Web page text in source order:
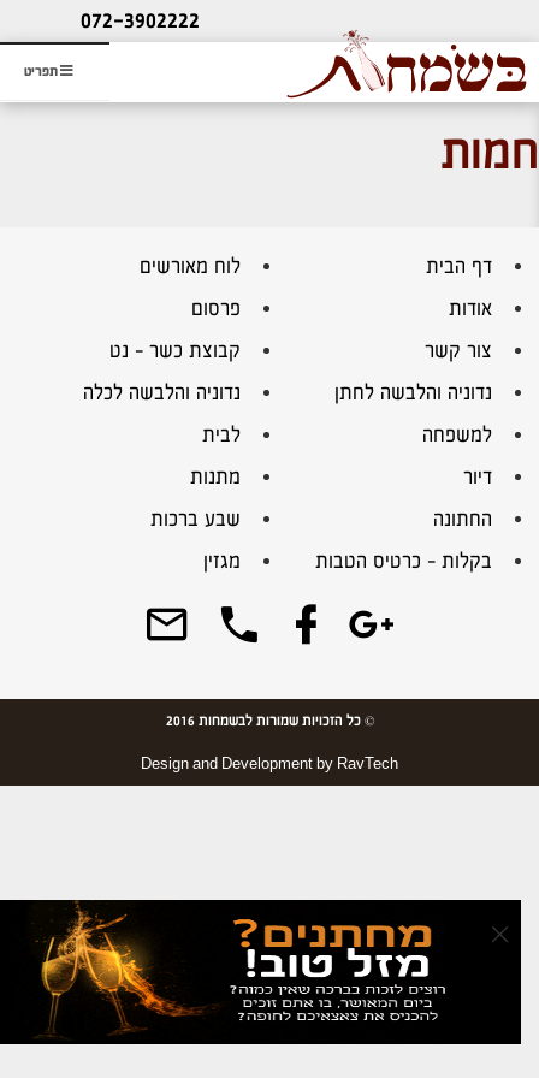
תפריט
ליעוץ חינם
והזמנת כרטיס שמחות
072-3902222
חמות
דף הבית
לוח מאורשים
אודות
פרסום
צור קשר
קבוצת כשר – נט
נדוניה והלבשה לחתן
נדוניה והלבשה לכלה
למשפחה
לבית
דיור
מתנות
החתונה
שבע ברכות
בקלות – כרטיס הטבות
מגזין
×
© כל הזכויות שמורות לבשמחות 2016
Design and Development by RavTech